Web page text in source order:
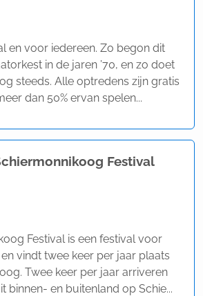
en voor iedereen. Zo begon dit
in de jaren ’70, en zo doet
steeds. Alle optredens zijn gratis
dan 50% ervan spelen...
Festival
Festival is een festival voor
vindt twee keer per jaar plaats
Twee keer per jaar arriveren
binnen- en buitenland op Schie...